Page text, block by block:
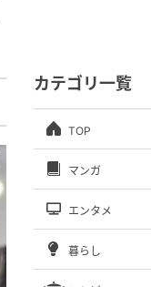
カテゴリ一覧
TOP
マンガ
エンタメ
暮らし